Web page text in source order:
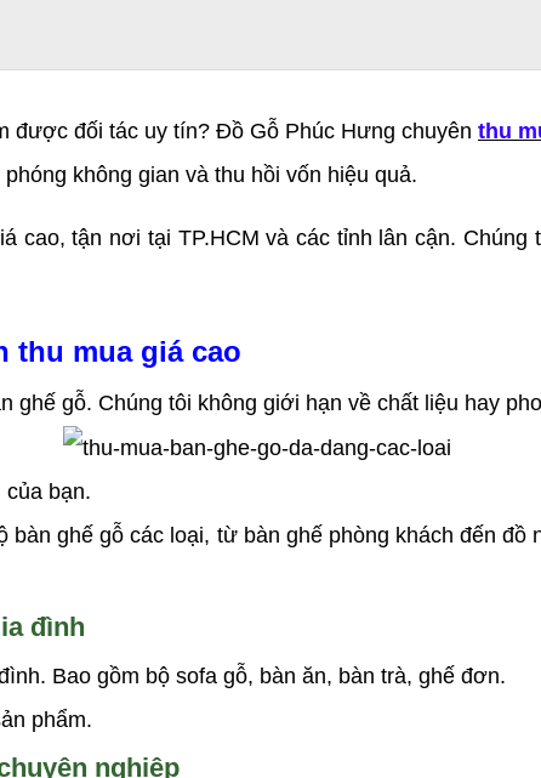
được đối tác uy tín? Đồ Gỗ Phúc Hưng chuyên thu
không gian và thu hồi vốn hiệu quả.
cao, tận nơi tại TP.HCM và các tỉnh lân cận. Chúng
thu mua giá cao
gỗ. Chúng tôi không giới hạn về chất liệu hay
của bạn.
ghế gỗ các loại, từ bàn ghế phòng khách đến đồ
đình
Bao gồm bộ sofa gỗ, bàn ăn, bàn trà, ghế đơn.
phẩm.
nghiệp